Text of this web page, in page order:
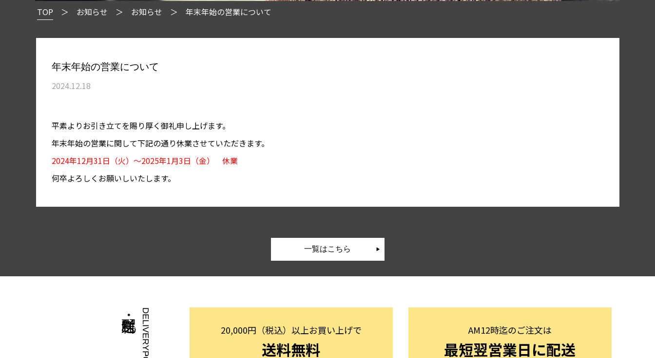
TOP お知らせ お知らせ 年末年始の営業について
年末年始の営業について
2024.12.18
平素よりお引き立てを賜り厚く御礼申し上げます。
年末年始の営業に関して下記の通り休業させていただきます。
2024年12月31日（火）〜2025年1月3日（金） 休業
何卒よろしくお願いしいたします。
一覧はこちら
20,000円（税込）以上お買い上げで
送料無料
AM12時迄のご注文は
最短翌営業日に配送